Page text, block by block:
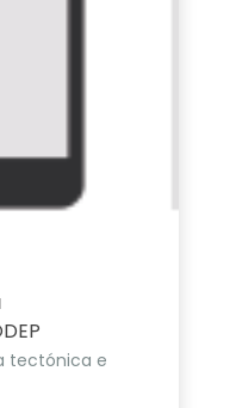
tectónica e